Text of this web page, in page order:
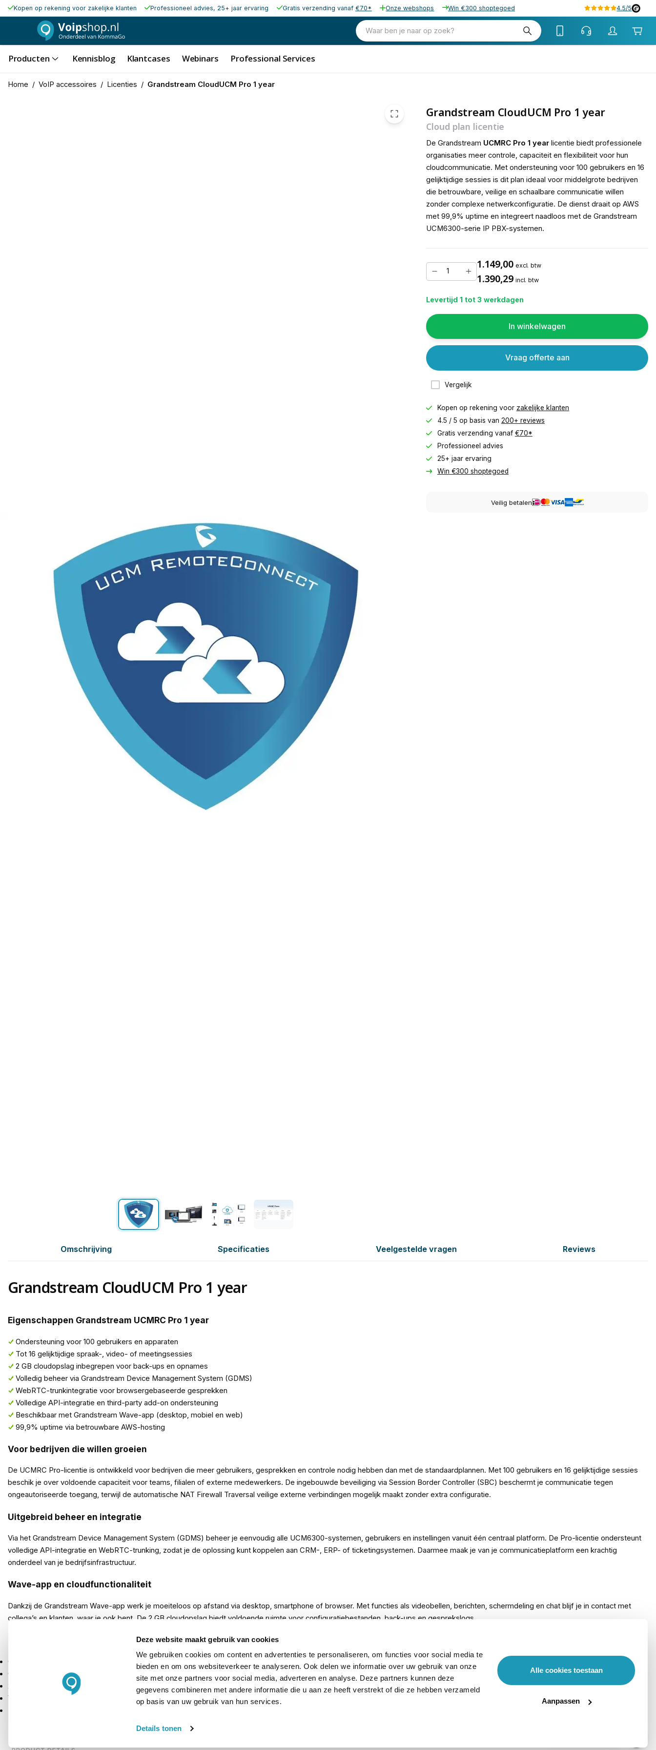
Deze website maakt gebruik van cookies
We gebruiken cookies om content en advertenties te personaliseren, om functies voor social media te
bieden en om ons websiteverkeer te analyseren. Ook delen we informatie over uw gebruik van onze
site met onze partners voor social media, adverteren en analyse. Deze partners kunnen deze
gegevens combineren met andere informatie die u aan ze heeft verstrekt of die ze hebben verzameld
op basis van uw gebruik van hun services.
Details tonen
Alle cookies toestaan
Aanpassen
Kopen op rekening voor zakelijke klanten Professioneel advies, 25+ jaar ervaring Gratis verzending vanaf €70* Onze webshops Win €300 shoptegoed 4.5/5
Waar ben je naar op zoek?
Producten Kennisblog Klantcases Webinars Professional Services
Home / VoIP accessoires / Licenties / Grandstream CloudUCM Pro 1 year
Grandstream CloudUCM Pro 1 year
Cloud plan licentie
De Grandstream UCMRC Pro 1 year licentie biedt professionele
organisaties meer controle, capaciteit en flexibiliteit voor hun
cloudcommunicatie. Met ondersteuning voor 100 gebruikers en 16
gelijktijdige sessies is dit plan ideaal voor middelgrote bedrijven
die betrouwbare, veilige en schaalbare communicatie willen
zonder complexe netwerkconfiguratie. De dienst draait op AWS
met 99,9% uptime en integreert naadloos met de Grandstream
UCM6300-serie IP PBX-systemen.
1.149,00 excl. btw
1.390,29 incl. btw
Levertijd 1 tot 3 werkdagen
In winkelwagen
Vergelijk
Vraag offerte aan
Kopen op rekening voor zakelijke klanten
4.5 / 5 op basis van 200+ reviews
Gratis verzending vanaf €70*
Professioneel advies
25+ jaar ervaring
Win €300 shoptegoed
Veilig betalen
Omschrijving Specificaties Veelgestelde vragen Reviews
Grandstream CloudUCM Pro 1 year
Eigenschappen Grandstream UCMRC Pro 1 year
Ondersteuning voor 100 gebruikers en apparaten
Tot 16 gelijktijdige spraak-, video- of meetingsessies
2 GB cloudopslag inbegrepen voor back-ups en opnames
Volledig beheer via Grandstream Device Management System (GDMS)
WebRTC-trunkintegratie voor browsergebaseerde gesprekken
Volledige API-integratie en third-party add-on ondersteuning
Beschikbaar met Grandstream Wave-app (desktop, mobiel en web)
99,9% uptime via betrouwbare AWS-hosting
Voor bedrijven die willen groeien
De UCMRC Pro-licentie is ontwikkeld voor bedrijven die meer gebruikers, gesprekken en controle nodig hebben dan met de standaardplannen. Met 100 gebruikers en 16 gelijktijdige sessies
beschik je over voldoende capaciteit voor teams, filialen of externe medewerkers. De ingebouwde beveiliging via Session Border Controller (SBC) beschermt je communicatie tegen
ongeautoriseerde toegang, terwijl de automatische NAT Firewall Traversal veilige externe verbindingen mogelijk maakt zonder extra configuratie.
Uitgebreid beheer en integratie
Via het Grandstream Device Management System (GDMS) beheer je eenvoudig alle UCM6300-systemen, gebruikers en instellingen vanuit één centraal platform. De Pro-licentie ondersteunt
volledige API-integratie en WebRTC-trunking, zodat je de oplossing kunt koppelen aan CRM-, ERP- of ticketingsystemen. Daarmee maak je van je communicatieplatform een krachtig
onderdeel van je bedrijfsinfrastructuur.
Wave-app en cloudfunctionaliteit
Dankzij de Grandstream Wave-app werk je moeiteloos op afstand via desktop, smartphone of browser. Met functies als videobellen, berichten, schermdeling en chat blijf je in contact met
collega’s en klanten, waar je ook bent. De 2 GB cloudopslag biedt voldoende ruimte voor configuratiebestanden, back-ups en gesprekslogs.
Grandstream UCMRC Pro licentie – geldig voor 1 jaar
Ondersteuning voor 100 gebruikers en 16 gelijktijdige sessies
2 GB cloudopslag inbegrepen
Volledige API- en WebRTC-integratie
1.149,00 excl. btw
1.390,29 incl. btw